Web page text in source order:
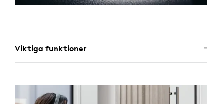
Viktiga funktioner